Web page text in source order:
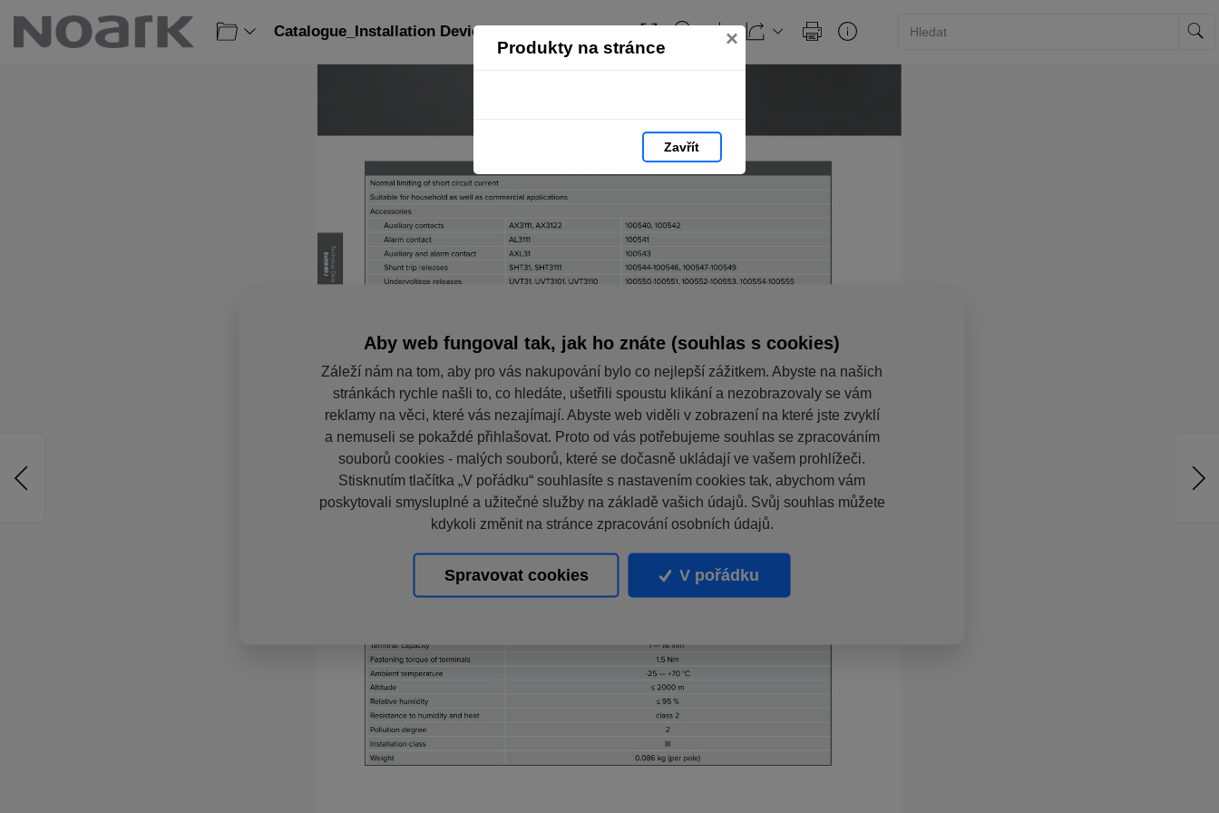
Produkty na stránce ×
Zavřít
Catalogue_Installation Devices_EN: strana 258
Aby web fungoval tak, jak ho znáte (souhlas s cookies)
Záleží nám na tom, aby pro vás nakupování bylo co nejlepší zážitkem. Abyste na našich
stránkách rychle našli to, co hledáte, ušetřili spoustu klikání a nezobrazovaly se vám
reklamy na věci, které vás nezajímají. Abyste web viděli v zobrazení na které jste zvyklí
a nemuseli se pokaždé přihlašovat. Proto od vás potřebujeme souhlas se zpracováním
souborů cookies - malých souborů, které se dočasně ukládají ve vašem prohlížeči.
Stisknutím tlačítka „V pořádku“ souhlasíte s nastavením cookies tak, abychom vám
poskytovali smysluplné a užitečné služby na základě vašich údajů. Svůj souhlas můžete
kdykoli změnit na stránce zpracování osobních údajů.
Spravovat cookies V pořádku